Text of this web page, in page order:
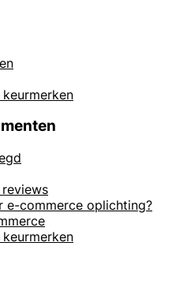
e-commerce oplichting?